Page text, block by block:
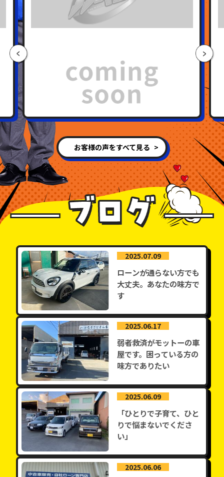
お客様の声をすべて見る
2025.07.09
ローンが通らない方でも
大丈夫。あなたの味方で
す
2025.06.17
弱者救済がモットーの車
屋です。困っている方の
味方でありたい
2025.06.09
「ひとりで子育て、ひと
りで悩まないでくださ
い」
2025.06.06